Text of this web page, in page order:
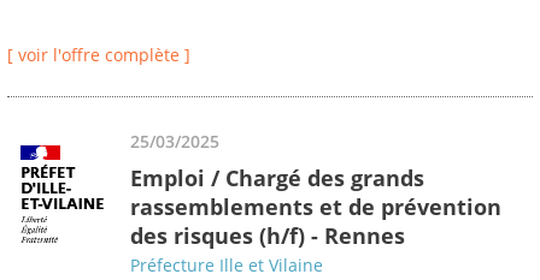
[ voir l'offre complète ]
25/03/2025
Emploi / Chargé des grands
rassemblements et de prévention
des risques (h/f) - Rennes
Préfecture Ille et Vilaine